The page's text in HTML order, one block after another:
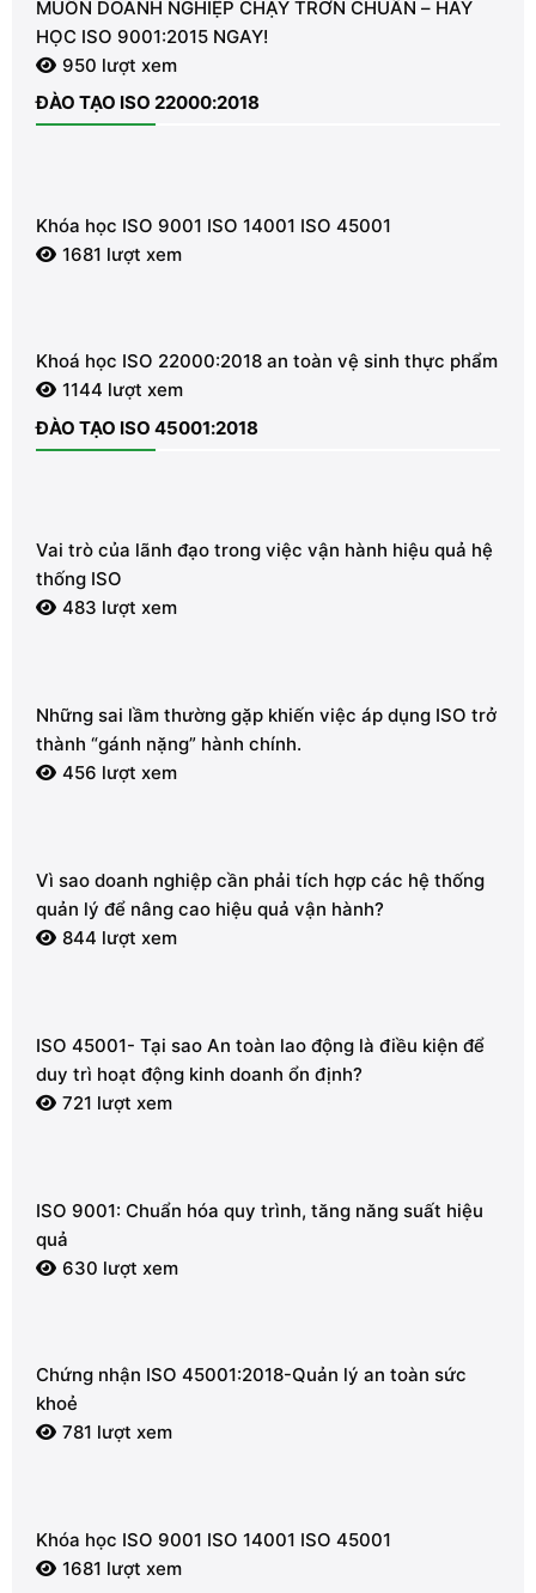
MUỐN DOANH NGHIỆP CHẠY TRƠN CHUẨN – HÃY
HỌC ISO 9001:2015 NGAY!
950 lượt xem
ĐÀO TẠO ISO 22000:2018
Khóa học ISO 9001 ISO 14001 ISO 45001
1681 lượt xem
Khoá học ISO 22000:2018 an toàn vệ sinh thực phẩm
1144 lượt xem
ĐÀO TẠO ISO 45001:2018
Vai trò của lãnh đạo trong việc vận hành hiệu quả hệ
thống ISO
483 lượt xem
Những sai lầm thường gặp khiến việc áp dụng ISO trở
thành “gánh nặng” hành chính.
456 lượt xem
Vì sao doanh nghiệp cần phải tích hợp các hệ thống
quản lý để nâng cao hiệu quả vận hành?
844 lượt xem
ISO 45001- Tại sao An toàn lao động là điều kiện để
duy trì hoạt động kinh doanh ổn định?
721 lượt xem
ISO 9001: Chuẩn hóa quy trình, tăng năng suất hiệu
quả
630 lượt xem
Chứng nhận ISO 45001:2018-Quản lý an toàn sức
khoẻ
781 lượt xem
Khóa học ISO 9001 ISO 14001 ISO 45001
1681 lượt xem